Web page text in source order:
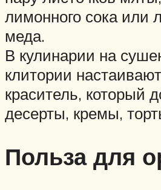
лимонного сока или
меда.
В кулинарии на
клитории
краситель, который
десерты, кремы,
Польза для